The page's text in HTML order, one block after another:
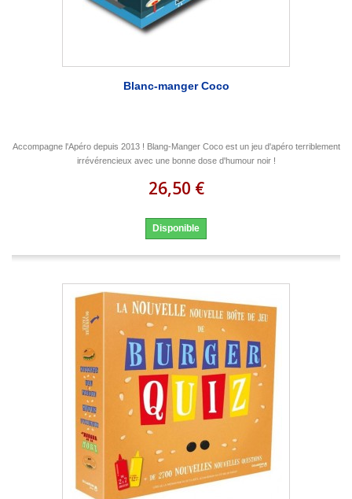
Blanc-manger Coco
Accompagne l'Apéro depuis 2013 ! Blang-Manger Coco est un jeu d'apéro terriblement
irrévérencieux avec une bonne dose d'humour noir !
26,50 €
Disponible